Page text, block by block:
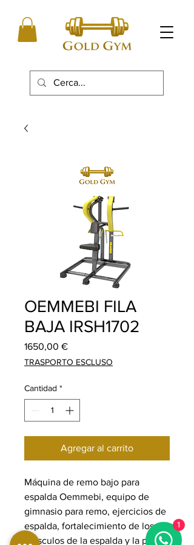
OEMMEBI FILA
BAJA IRSH1702
1650,00 €Precio
TRASPORTO ESCLUSO
Cantidad *
Agregar al carrito
Máquina de remo bajo para
espalda Oemmebi, equipo de
gimnasio para remo, ejercicios de
espalda, fortalecimiento de los
músculos de la espalda y la parte
1